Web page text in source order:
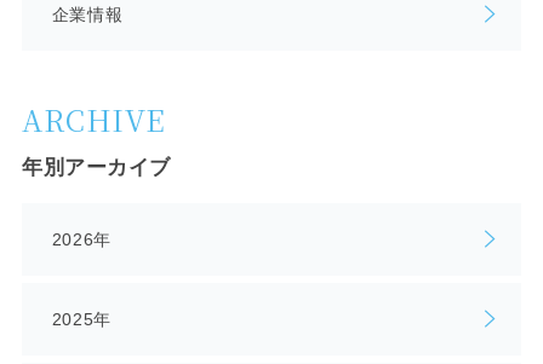
企業情報
ARCHIVE
年別アーカイブ
2026年
2025年